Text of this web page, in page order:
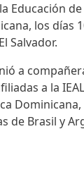
Educación
los días
Salvador.
a
a la
de Brasil y